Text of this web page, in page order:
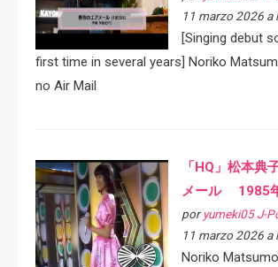
11 marzo 2026 a
[Singing debut
first time in several years] Noriko
no Air Mail
「HQ」松本典
メール 1985
por yumeki05 J-
11 marzo 2026 a
Noriko